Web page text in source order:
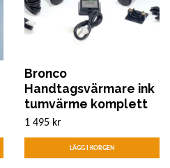
Bronco
Handtagsvärmare ink
tumvärme komplett
1 495 kr